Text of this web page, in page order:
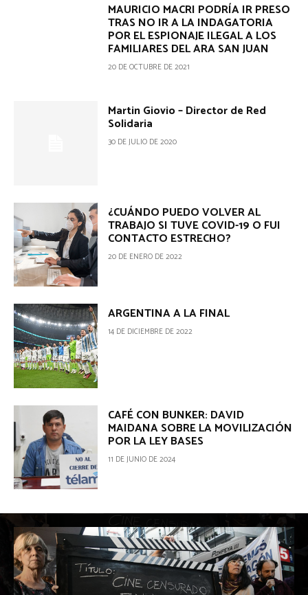
MAURICIO MACRI PODRÍA IR PRESO
TRAS NO IR A LA INDAGATORIA
POR EL ESPIONAJE ILEGAL A LOS
FAMILIARES DEL ARA SAN JUAN
20 DE OCTUBRE DE 2021
Martin Giovio – Director de Red
Solidaria
30 DE JULIO DE 2020
¿CUÁNDO PUEDO VOLVER AL
TRABAJO SI TUVE COVID-19 O FUI
CONTACTO ESTRECHO?
20 DE ENERO DE 2022
ARGENTINA A LA FINAL
14 DE DICIEMBRE DE 2022
CAFÉ CON BUNKER: DAVID
MAIDANA SOBRE LA MOVILIZACIÓN
POR LA LEY BASES
11 DE JUNIO DE 2024